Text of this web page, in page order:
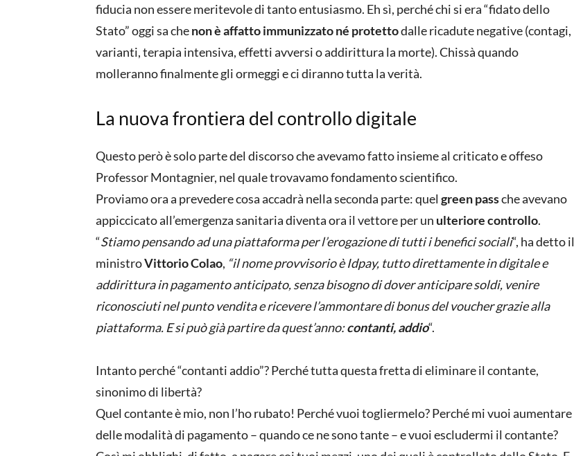
fiducia non essere meritevole di tanto entusiasmo. Eh sì, perché chi si era “fidato dello
Stato” oggi sa chenon è affatto immunizzatoné protettodalle ricadute negative (contagi,
varianti, terapia intensiva, effetti avversi o addirittura la morte). Chissà quando
molleranno finalmente gli ormeggi e ci diranno tutta la verità.
La nuova frontiera del controllo digitale
Questo però è solo parte del discorso che avevamo fatto insieme al criticato e offeso
Professor Montagnier, nel quale trovavamo fondamento scientifico.
Proviamo ora a prevedere cosa accadrà nella seconda parte: quel green passche avevano
appiccicato all’emergenza sanitaria diventa ora il vettore per un ulteriore controllo.
“Stiamo pensando ad una piattaforma per l’erogazione di tutti i benefici sociali“, ha detto il
ministroVittorio Colao, “il nome provvisorio è Idpay, tutto direttamente in digitale e
addirittura in pagamento anticipato, senza bisogno di dover anticipare soldi, venire
riconosciuti nel punto vendita e ricevere l’ammontare di bonus del voucher grazie alla
piattaforma. E si può già partire da quest’anno:contanti, addio“.
Intanto perché “contanti addio”? Perché tutta questa fretta di eliminare il contante,
sinonimo di libertà?
Quel contante è mio, non l’ho rubato! Perché vuoi togliermelo? Perché mi vuoi aumentare
delle modalità di pagamento – quando ce ne sono tante – e vuoi escludermi il contante?